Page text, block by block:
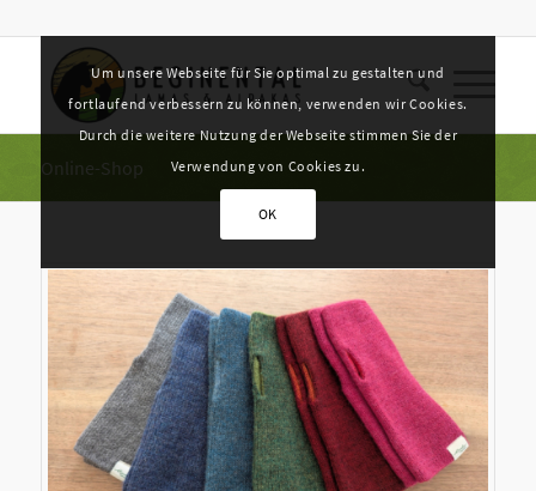
Online-Shop
Um unsere Webseite für Sie optimal zu gestalten und
fortlaufend verbessern zu können, verwenden wir Cookies.
Durch die weitere Nutzung der Webseite stimmen Sie der
Verwendung von Cookies zu.
OK